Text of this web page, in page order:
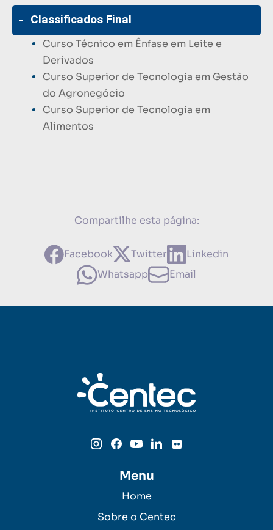
Classificados Final
Curso Técnico em Ênfase em Leite e
Derivados
Curso Superior de Tecnologia em Gestão
do Agronegócio
Curso Superior de Tecnologia em
Alimentos
Compartilhe esta página:
Facebook Twitter
Linkedin
Whatsapp
Email
Menu
Home
Sobre o Centec